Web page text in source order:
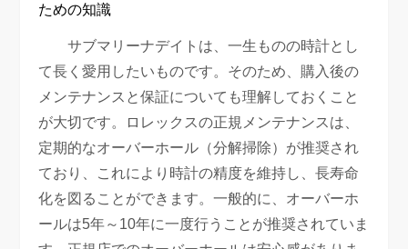
ための知識
サブマリーナデイトは、一生ものの時計とし
て長く愛用したいものです。そのため、購入後の
メンテナンスと保証についても理解しておくこと
が大切です。ロレックスの正規メンテナンスは、
定期的なオーバーホール（分解掃除）が推奨され
ており、これにより時計の精度を維持し、長寿命
化を図ることができます。一般的に、オーバーホ
ールは5年～10年に一度行うことが推奨されていま